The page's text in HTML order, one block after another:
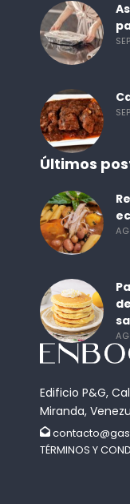
Edificio P&G,
Miranda,
TÉRMINOS Y
Últimos